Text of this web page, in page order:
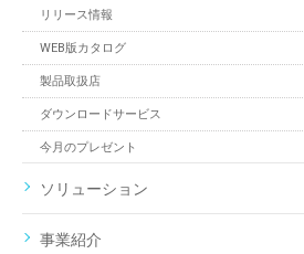
リリース情報
WEB版カタログ
製品取扱店
ダウンロードサービス
今月のプレゼント
ソリューション
事業紹介